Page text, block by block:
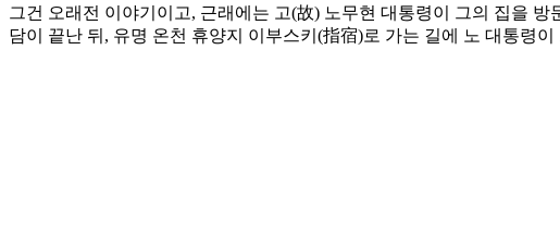
그건 오래전 이야기이고, 근래에는 고(故) 노무현 대통령이 그의 집을
담이 끝난 뒤, 유명 온천 휴양지 이부스키(指宿)로 가는 길에 노 대통령